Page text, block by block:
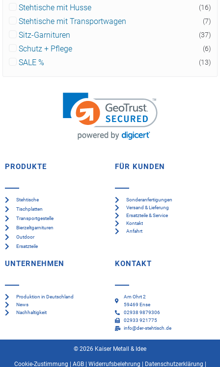
Stehtische mit Husse (16)
Stehtische mit Transportwagen (7)
Sitz-Garnituren (37)
Schutz + Pflege (6)
SALE % (13)
PRODUKTE
Stehtische
Tischplatten
Transportgestelle
Bierzeltgarnituren
Outdoor
Ersatzteile
FÜR KUNDEN
Sonderanfertigungen
Versand & Lieferung
Ersatzteile & Service
Kontakt
Anfahrt
UNTERNEHMEN
Produktion in Deutschland
News
Nachhaltigkeit
KONTAKT
Am Ohrt 2
59469 Ense
02938 9879306
02933 921775
info@der-stehtisch.de
© 2026 Kaiser Metall & Idee
Cookie-Zustimmung AGB| Widerrufsbelehrung Datenschutzerklärung